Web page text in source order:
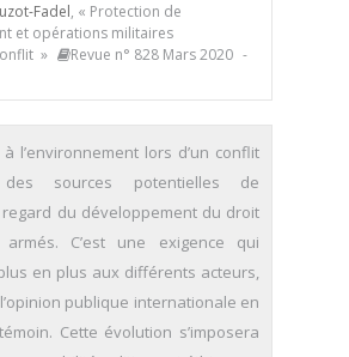
Fadel, « Protection de
et opérations militaires
»
Revue n° 828 Mars 2020 -
l’environnement lors d’un conflit
des sources potentielles de
du développement du droit
C’est une exigence qui
en plus aux différents acteurs,
publique internationale en
Cette évolution s’imposera